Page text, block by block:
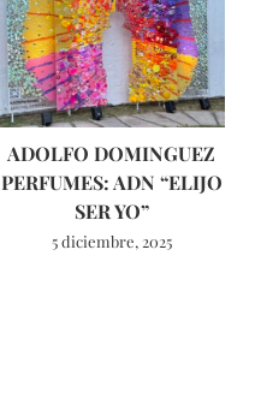
ADOLFO DOMINGUEZ
PERFUMES: ADN “ELIJO
SER YO”
5 diciembre, 2025